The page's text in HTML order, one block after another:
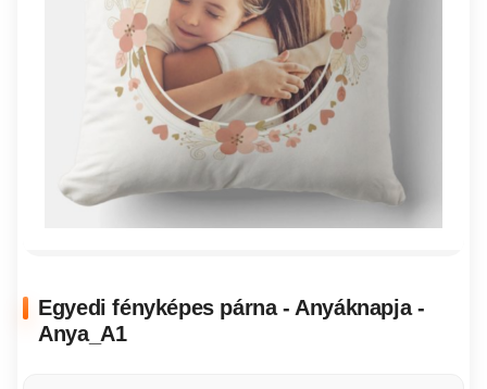
Egyedi fényképes párna - Anyáknapja -
Anya_A1